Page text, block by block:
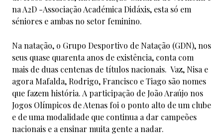
na A2D -Associação Académica Didáxis, esta só em
séniores e ambas no setor feminino.
Na natação, o Grupo Desportivo de Natação (GDN), nos
seus quase quarenta anos de existência, conta com
mais de duas centenas de títulos nacionais. Vaz, Nisa e
agora Mafalda, Rodrigo, Francisco e Tiago são nomes
que fazem história. A participação de João Araújo nos
Jogos Olímpicos de Atenas foi o ponto alto de um clube
e de uma modalidade que continua a dar campeões
nacionais e a ensinar muita gente a nadar.